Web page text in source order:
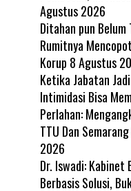
Agustus 2026
Ditahan pun
Rumitnya
Korup 8 Agustus
Ketika Jabatan
Intimidasi Bisa
Perlahan:
TTU Dan Semarang
2026
Dr. Iswadi: Kabinet
Berbasis Solusi,